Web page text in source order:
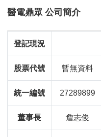
醫電鼎眾 公司簡介
登記現況
股票代號 暫無資料
統一編號 27289899
董事長 詹志俊